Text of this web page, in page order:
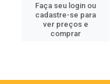
Faça seu login ou
cadastre-se para
ver preços e
comprar